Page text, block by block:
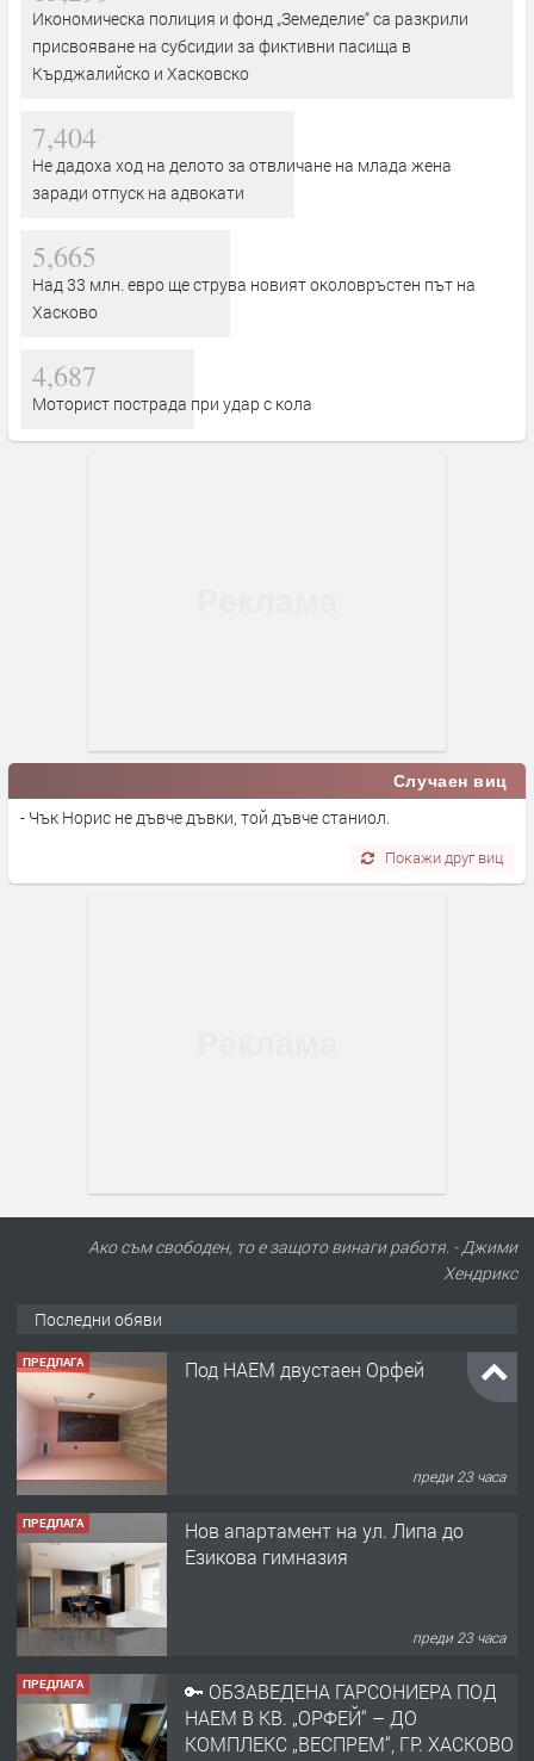
Икономическа полиция и фонд „Земеделие“ са разкрили
присвояване на субсидии за фиктивни пасища в
Кърджалийско и Хасковско
7,404
Не дадоха ход на делото за отвличане на млада жена
заради отпуск на адвокати
5,665
Над 33 млн. евро ще струва новият околовръстен път на
Хасково
4,687
Моторист пострада при удар с кола
Случаен виц
- Чък Норис не дъвче дъвки, той дъвче станиол.
Покажи друг виц
Ако съм свободен, то е защото винаги работя. - Джими
Хендрикс
Последни обяви
ПРЕДЛАГА Под НАЕМ двустаен Орфей
преди 23 часа
ПРЕДЛАГА
Нов апартамент на ул. Липа до
Езикова гимназия
преди 23 часа
ПРЕДЛАГА
🔑 ОБЗАВЕДЕНА ГАРСОНИЕРА ПОД
НАЕМ В КВ. „ОРФЕЙ“ – ДО
КОМПЛЕКС „ВЕСПРЕМ“, ГР. ХАСКОВО